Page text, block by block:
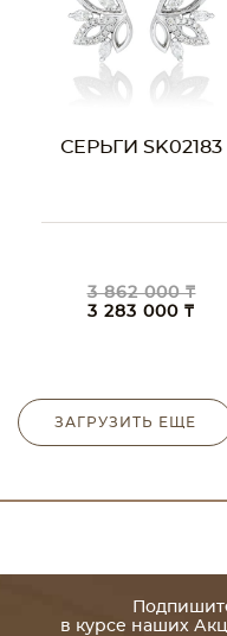
СЕРЬГИ SK02183
3 862 000 ₸
3 283 000 ₸
ЗАГРУЗИТЬ ЕЩЕ
в курсе наших